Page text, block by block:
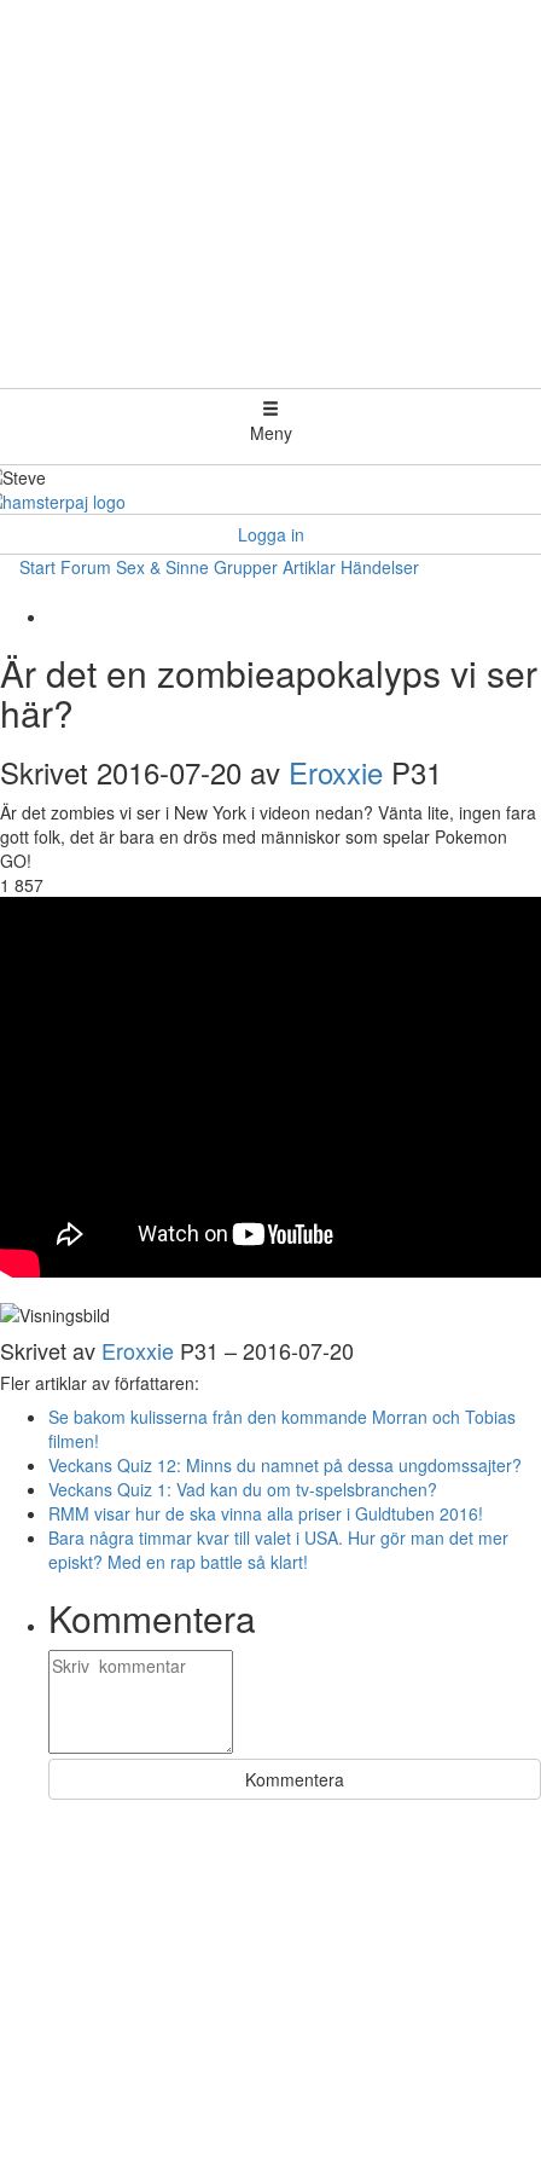
Meny
Logga in
Start Forum Sex & Sinne Grupper Artiklar Händelser
Är det en zombieapokalyps vi ser
här?
Skrivet 2016-07-20 av Eroxxie P31
Är det zombies vi ser i New York i videon nedan? Vänta lite, ingen fara
gott folk, det är bara en drös med människor som spelar Pokemon
GO!
1 857
Skrivet av Eroxxie P31 – 2016-07-20
Fler artiklar av författaren:
Se bakom kulisserna från den kommande Morran och Tobias
filmen!
Veckans Quiz 12: Minns du namnet på dessa ungdomssajter?
Veckans Quiz 1: Vad kan du om tv-spelsbranchen?
RMM visar hur de ska vinna alla priser i Guldtuben 2016!
Bara några timmar kvar till valet i USA. Hur gör man det mer
episkt? Med en rap battle så klart!
Kommentera
Kommentera